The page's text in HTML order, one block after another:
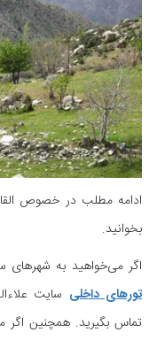
ادامه مطلب در خصوص
بخوانید.
اگر می‌خواهید به شهرهای
تورهای داخلی
تماس بگیرید. همچنین اگر